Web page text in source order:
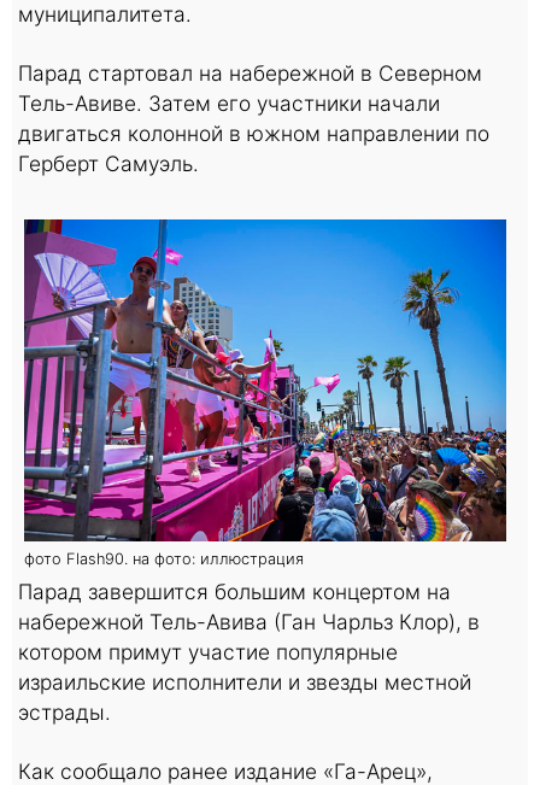
муниципалитета.
Парад стартовал на набережной в Северном
Тель-Авиве. Затем его участники начали
двигаться колонной в южном направлении по
Герберт Самуэль.
фото Flash90. на фото: иллюстрация
Парад завершится большим концертом на
набережной Тель-Авива (Ган Чарльз Клор), в
котором примут участие популярные
израильские исполнители и звезды местной
эстрады.
Как сообщало ранее издание «Га-Арец»,